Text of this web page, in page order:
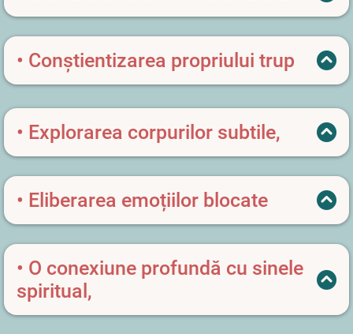
• Conștientizarea propriului trup
• Explorarea corpurilor subtile,
interior.
• Eliberarea emoțiilor blocate
• O conexiune profundă cu sinele
spiritual,